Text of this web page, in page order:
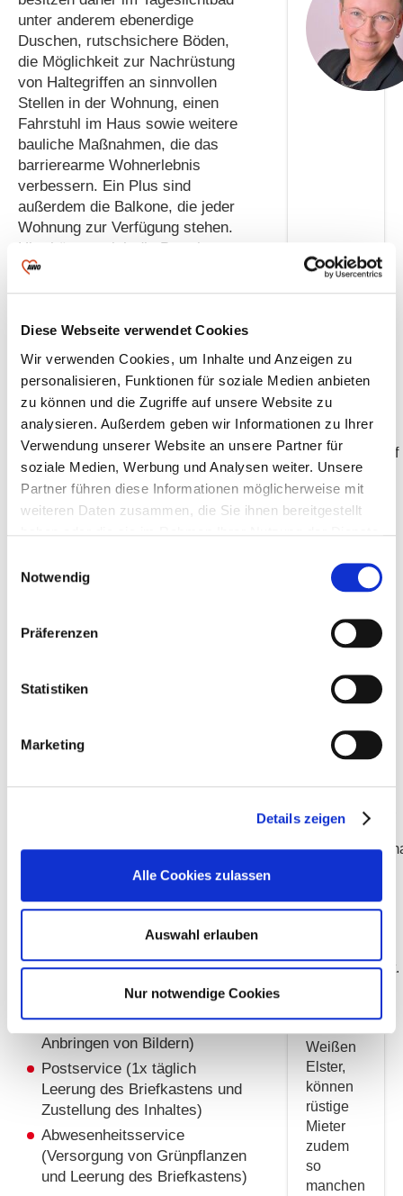
Diese Webseite verwendet Cookies
Wir verwenden Cookies, um Inhalte und Anzeigen zu
personalisieren, Funktionen für soziale Medien anbieten
zu können und die Zugriffe auf unsere Website zu
analysieren. Außerdem geben wir Informationen zu Ihrer
Verwendung unserer Website an unsere Partner für
soziale Medien, Werbung und Analysen weiter. Unsere
Partner führen diese Informationen möglicherweise mit
weiteren Daten zusammen, die Sie ihnen bereitgestellt
Notwendig
Präferenzen
Statistiken
Marketing
Details zeigen
Alle Cookies zulassen
Auswahl erlauben
Nur notwendige Cookies
unter anderem ebenerdige
Duschen, rutschsichere Böden,
die Möglichkeit zur Nachrüstung
von Haltegriffen an sinnvollen
Stellen in der Wohnung, einen
Fahrstuhl im Haus sowie weitere
bauliche Maßnahmen, die das
barrierearme Wohnerlebnis
verbessern. Ein Plus sind
außerdem die Balkone, die jeder
Wohnung zur Verfügung stehen.
Hier können sich die Bewohner zu
jeder Tageszeit eine Pause
gönnen. Auch wenn die
Wohnfläche bieten, können Mieter
all jene Dinge, die man nur selten
benötigt, in einem separaten
Abstellraum verstauen.
Begleitung und Pflege
In Wünschendorf kann die AWO
Greiz einen eigenenambulanten
können. Die Intensität der
Pflege und alltagsunterstützenden
DerGrundservice
Wohnangebot/Wohnumfeld,
Grund-, Wahl- und
Vermittlung von Informationen
und Dienstleistungen (z.B.
Frisör, Fußpflege)
Hausmeisterdienste (z.B.
Austausch von Glühlampen,
Anbringen von Bildern)
Postservice (1x täglich
Leerung des Briefkastens und
Zustellung des Inhaltes)
Abwesenheitsservice
(Versorgung von Grünpflanzen
und Leerung des Briefkastens)
von
Wünschendorf
befindet
sich die
Wohnanlage
Blickt
man aus
Fenster,
alles,
Mieter im
Alltag
eine
Landbäckerei,
einen
des
Gemeindeamt.
Weißen
Elster,
können
rüstige
Mieter
zudem
so
manchen